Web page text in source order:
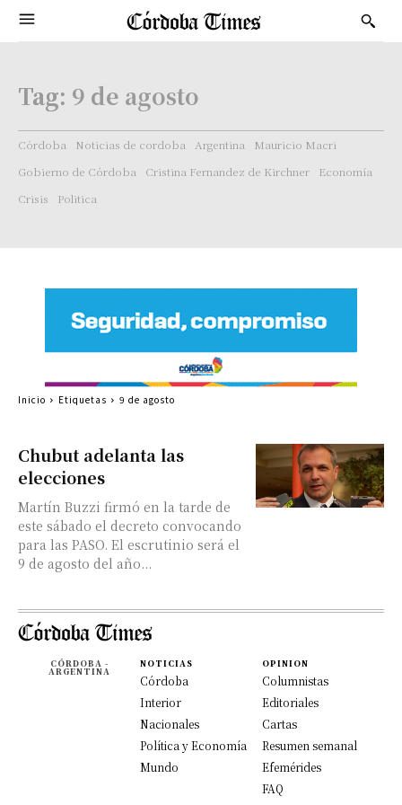
Tag: 9 de agosto
Córdoba Noticias de cordoba Argentina
Mauricio Macri
Gobierno de Córdoba
Cristina Fernandez de Kirchner
Economía
Crisis
Politica
Chubut adelanta las
elecciones
Martín Buzzi firmó en la tarde de
este sábado el decreto convocando
para las PASO. El escrutinio será el
9 de agosto del año...
Inicio Etiquetas 9 de agosto
CÓRDOBA -
ARGENTINA
NOTICIAS
Córdoba
Interior
Nacionales
Política y Economía
Mundo
OPINION
Columnistas
Editoriales
Cartas
Resumen semanal
Efemérides
FAQ